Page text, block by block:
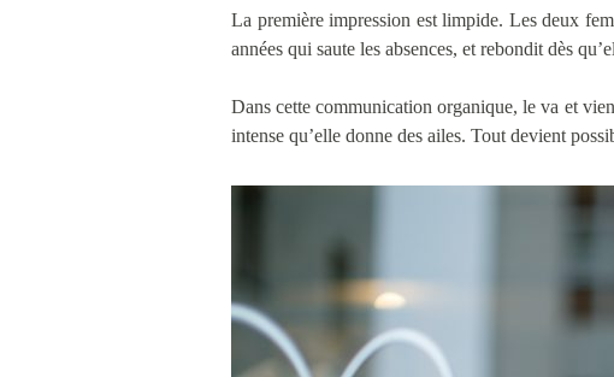
La première impression est limpide. Les deux
années qui saute les absences, et rebondit dès
Dans cette communication organique, le va et
intense qu’elle donne des ailes. Tout devient